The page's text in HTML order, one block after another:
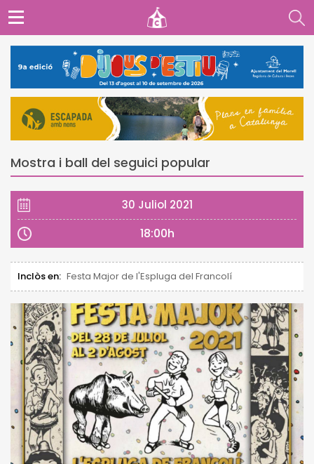
Mostra i ball del seguici popular
30 Juliol 2021
18:00h
Inclòs en: Festa Major de l'Espluga del Francolí